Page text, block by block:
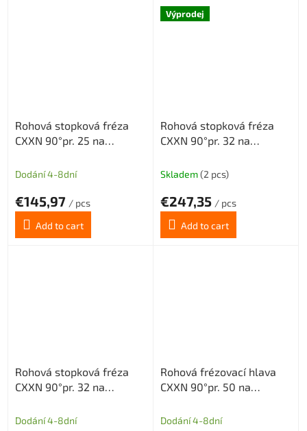
Rohová stopková fréza
CXXN 90°pr. 25 na
vnitřního chlazení 4z
Dodání 4-8dní
€145,97 / pcs
Add to cart
Výprodej
Rohová stopková fréza
CXXN 90°pr. 32 na
vnitřním chlazení 5z
Skladem(2 pcs)
€247,35 / pcs
Add to cart
Rohová stopková fréza
CXXN 90°pr. 32 na
vnitřního chlazení 5z
Dodání 4-8dní
Rohová frézovací hlava
CXXN 90°pr. 50 na
chlazení 6z
Dodání 4-8dní